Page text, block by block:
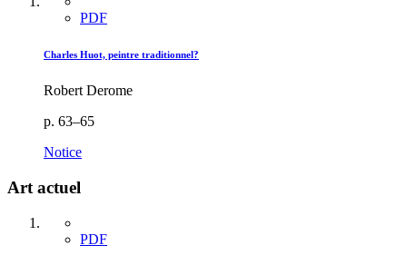
PDF
Charles Huot, peintre traditionnel?
Robert Derome
p. 63–65
Notice
Art actuel
PDF